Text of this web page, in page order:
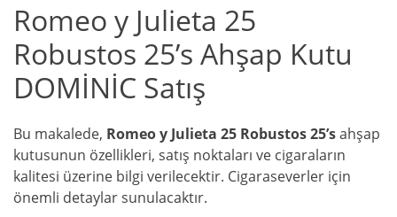
Romeo y Julieta 25
Robustos 25’s Ahşap Kutu
DOMİNİC Satış
Bu makalede, Romeo y Julieta 25 Robustos 25’sahşap
kutusunun özellikleri, satış noktaları ve cigaraların
kalitesi üzerine bilgi verilecektir. Cigaraseverler için
önemli detaylar sunulacaktır.